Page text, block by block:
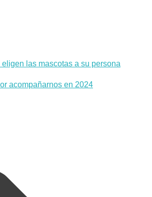
las mascotas a su persona
acompañarnos en 2024